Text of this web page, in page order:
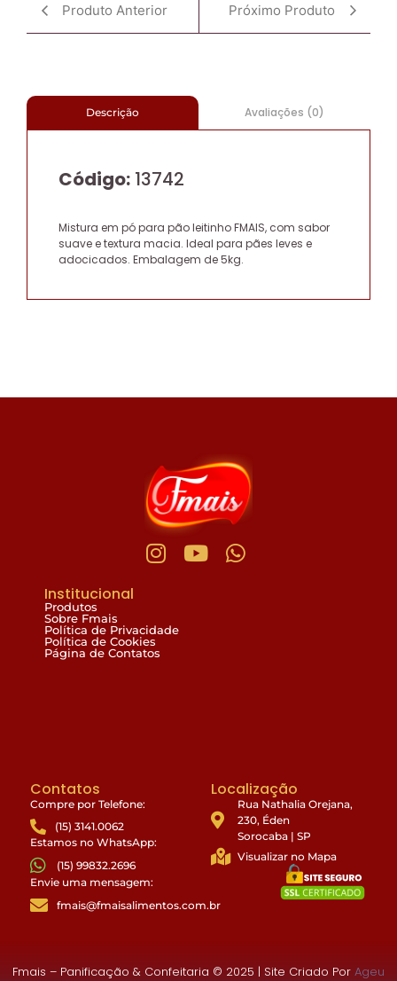
Produto Anterior Próximo Produto
Descrição Avaliações (0)
Código: 13742
Mistura em pó para pão leitinho FMAIS, com sabor
suave e textura macia. Ideal para pães leves e
adocicados. Embalagem de 5kg.
Institucional
Produtos
Sobre Fmais
Política de Privacidade
Política de Cookies
Página de Contatos
Contatos
Compre por Telefone:
(15) 3141.0062
Estamos no WhatsApp:
(15) 99832.2696
Envie uma mensagem:
fmais@fmaisalimentos.com.br
Localização
Rua Nathalia Orejana,
230, Éden
Sorocaba | SP
Visualizar no Mapa
Fmais – Panificação & Confeitaria © 2025 | Site Criado Por Ageu